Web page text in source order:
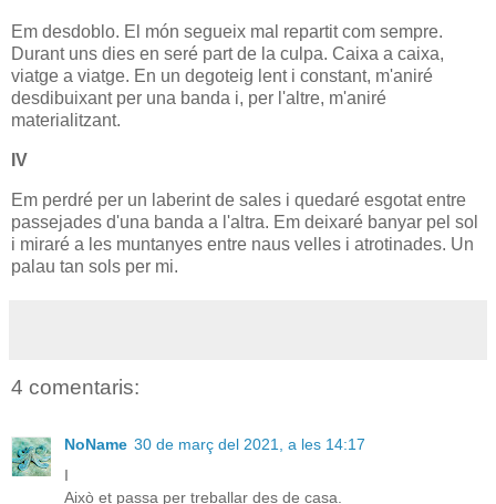
Em desdoblo. El món segueix mal repartit com sempre.
Durant uns dies en seré part de la culpa. Caixa a caixa,
viatge a viatge. En un degoteig lent i constant, m'aniré
desdibuixant per una banda i, per l'altre, m'aniré
materialitzant.
IV
Em perdré per un laberint de sales i quedaré esgotat entre
passejades d'una banda a l'altra. Em deixaré banyar pel sol
i miraré a les muntanyes entre naus velles i atrotinades. Un
palau tan sols per mi.
4 comentaris:
NoName 30 de març del 2021, a les 14:17
I
Això et passa per treballar des de casa.